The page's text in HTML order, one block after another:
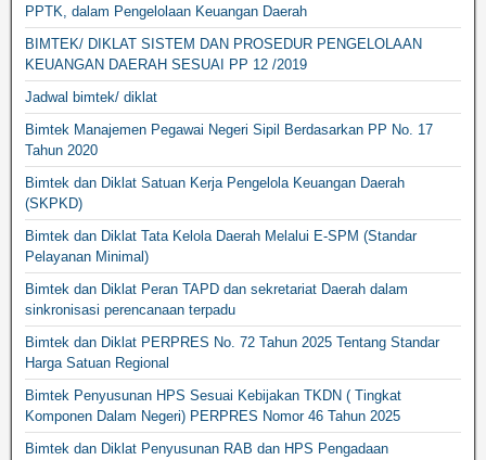
PPTK, dalam Pengelolaan Keuangan Daerah
BIMTEK/ DIKLAT SISTEM DAN PROSEDUR PENGELOLAAN
KEUANGAN DAERAH SESUAI PP 12 /2019
Jadwal bimtek/ diklat
Bimtek Manajemen Pegawai Negeri Sipil Berdasarkan PP No. 17
Tahun 2020
Bimtek dan Diklat Satuan Kerja Pengelola Keuangan Daerah
(SKPKD)
Bimtek dan Diklat Tata Kelola Daerah Melalui E-SPM (Standar
Pelayanan Minimal)
Bimtek dan Diklat Peran TAPD dan sekretariat Daerah dalam
sinkronisasi perencanaan terpadu
Bimtek dan Diklat PERPRES No. 72 Tahun 2025 Tentang Standar
Harga Satuan Regional
Bimtek Penyusunan HPS Sesuai Kebijakan TKDN ( Tingkat
Komponen Dalam Negeri) PERPRES Nomor 46 Tahun 2025
Bimtek dan Diklat Penyusunan RAB dan HPS Pengadaan